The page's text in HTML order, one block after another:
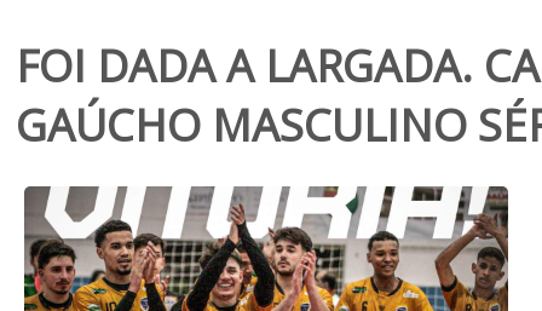
FOI DADA A LARGADA.
GAÚCHO MASCULINO